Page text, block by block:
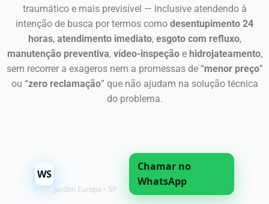
traumático e mais previsível — inclusive atendendo à
intenção de busca por termos como desentupimento 24
horas, atendimento imediato, esgoto com refluxo,
manutenção preventiva, vídeo-inspeçãoe hidrojateamento,
sem recorrer a exageros nem a promessas de “menor preço”
ou “zero reclamação” que não ajudam na solução técnica
do problema.
WS Desentupidora
Jardim Europa • SP
Chamar no
WhatsApp